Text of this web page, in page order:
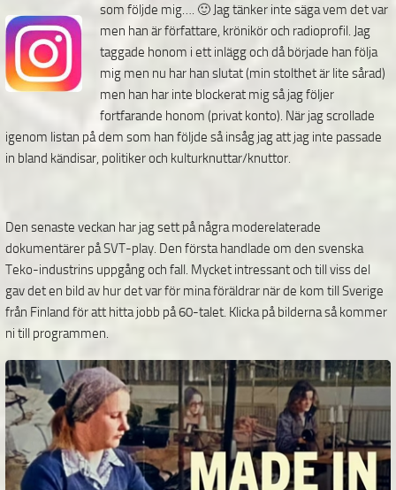
som följde mig…. 🙂 Jag tänker inte säga vem det var
men han är författare, krönikör och radioprofil. Jag
taggade honom i ett inlägg och då började han följa
mig men nu har han slutat (min stolthet är lite sårad)
men han har inte blockerat mig så jag följer
fortfarande honom (privat konto). När jag scrollade
igenom listan på dem som han följde så insåg jag att jag inte passade
in bland kändisar, politiker och kulturknuttar/knuttor.
Den senaste veckan har jag sett på några moderelaterade
dokumentärer på SVT-play. Den första handlade om den svenska
Teko-industrins uppgång och fall. Mycket intressant och till viss del
gav det en bild av hur det var för mina föräldrar när de kom till Sverige
från Finland för att hitta jobb på 60-talet. Klicka på bilderna så kommer
ni till programmen.